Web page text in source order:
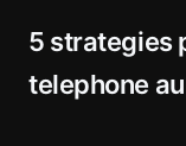
5 strategies
telephone